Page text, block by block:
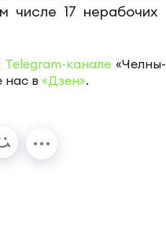
числе 17 нерабочих
Telegram-канале «Челны-
нас в «Дзен».